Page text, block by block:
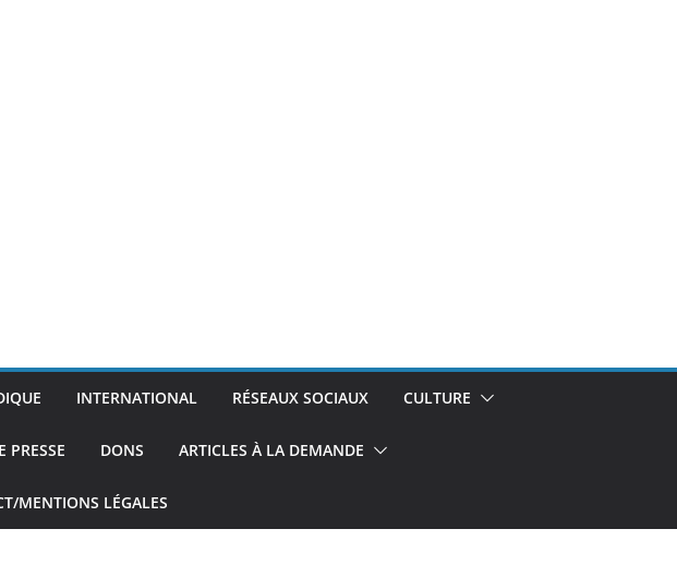
INTERNATIONAL RÉSEAUX SOCIAUX CULTURE
PRESSE DONS ARTICLES À LA DEMANDE
MENTIONS LÉGALES